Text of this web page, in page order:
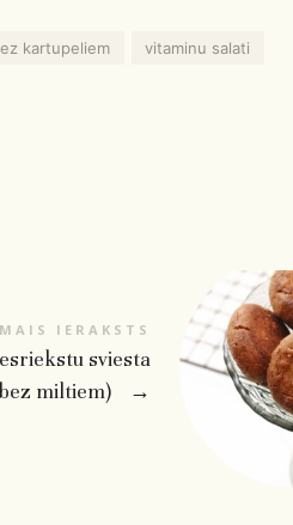
kartupeliem vitaminu salati
IERAKSTS
sviesta
miltiem)
→